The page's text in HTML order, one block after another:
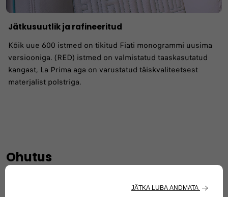
Jätkusuutlik ja rafineeritud
Kõik uue 600 istmed on tikitud Fiati monogrammi uusima
versiooniga. (RED) istmed on valmistatud taaskasutatud
kangast, La Prima aga on varustatud täiskvaliteetsest
materjalist polstriga.
Ohutus